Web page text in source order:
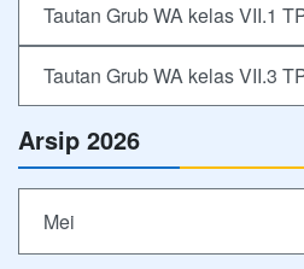
Tautan Grub WA kelas VII.1
Tautan Grub WA kelas VII.3
Arsip 2026
Mei